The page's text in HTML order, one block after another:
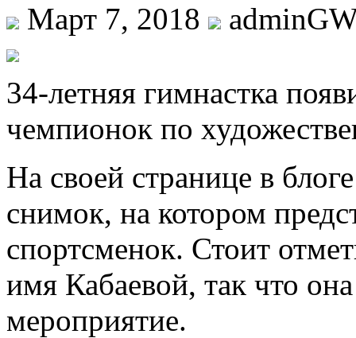
Март 7, 2018
34-лeтняя гимнастка
чемпионок по
На своей странице в
снимок, на котором
спортсменок. Стоит
имя Кабаевой, так что
мероприятие.